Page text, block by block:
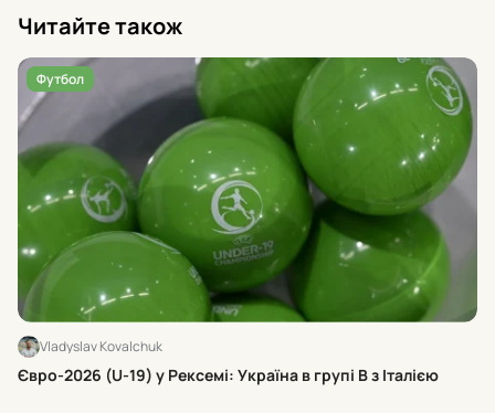
Читайте також
Футбол
Vladyslav Kovalchuk
Євро-2026 (U-19) у Рексемі: Україна в групі В з Італією